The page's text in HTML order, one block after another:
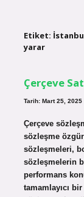
Etiket:
yarar
Çerçeve
Tarih: Mart 25, 2025
Çerçeve
sözleşme
sözleşmeleri,
sözleşmelerin
performans
tamamlayıcı